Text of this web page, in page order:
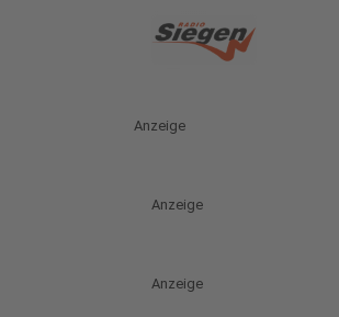
Anzeige
Anzeige
Anzeige